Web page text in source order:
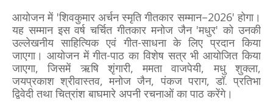
आयोजन में 'शिवकुमार अर्चन स्मृति गीतकार सम्मान–2026' होगा।
यह सम्मान इस वर्ष चर्चित गीतकार मनोज जैन 'मधुर' को उनकी
उल्लेखनीय साहित्यिक एवं गीत-साधना के लिए प्रदान किया
जाएगा। आयोजन में गीत-पाठ का विशेष सत्र भी आयोजित किया
जाएगा, जिसमें ऋषि शृंगारी, ममता वाजपेयी, मधु शुक्ला,
जयप्रकाश श्रीवास्तव, मनोज जैन, पंकज पराग, डॉ. प्रतिभा
द्विवेदी तथा चित्रांश बाघमारे अपनी रचनाओं का पाठ करेंगे।